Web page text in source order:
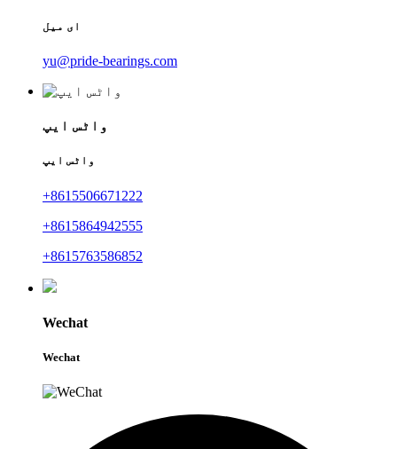
ای میل
yu@pride-bearings.com
واٹس ایپ
واٹس ایپ
+8615506671222
+8615864942555
+8615763586852
Wechat
Wechat